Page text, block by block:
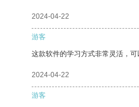
2024-04-22
游客
这款软件的学习方式非常灵活，可
2024-04-22
游客